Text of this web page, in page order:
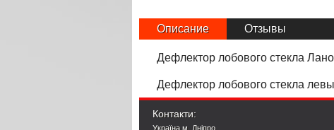
Описание Отзывы
Дефлектор лобового стекла
Дефлектор лобового стекла
Контакти:
Україна м. Дніпро